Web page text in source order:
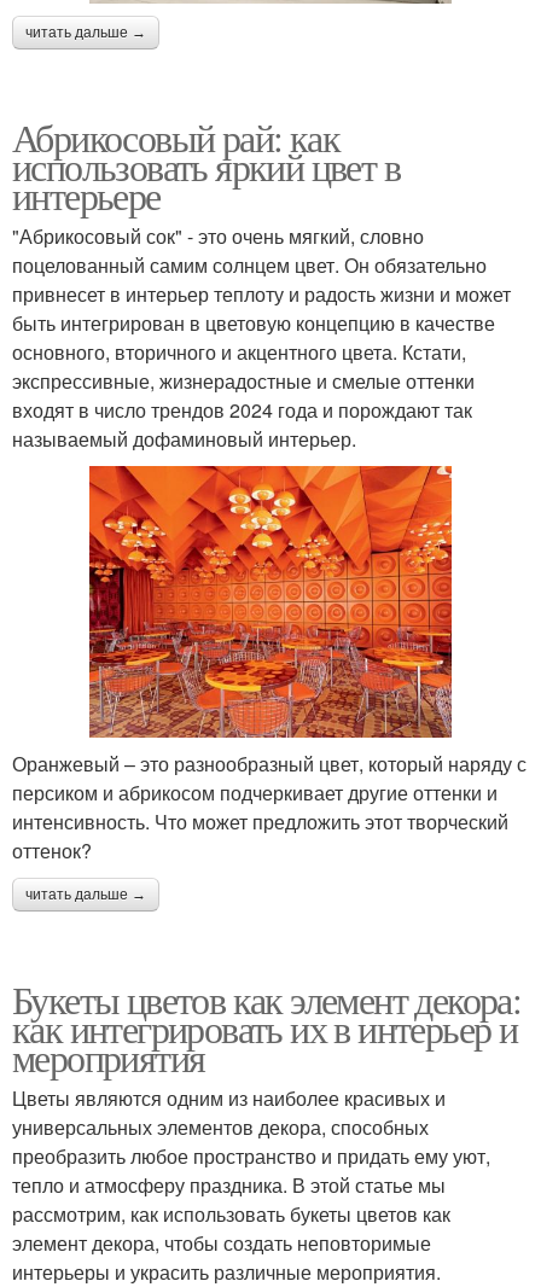
читать дальше →
Абрикосовый рай: как
использовать яркий цвет в
интерьере
"Абрикосовый сок" - это очень мягкий, словно
поцелованный самим солнцем цвет. Он обязательно
привнесет в интерьер теплоту и радость жизни и может
быть интегрирован в цветовую концепцию в качестве
основного, вторичного и акцентного цвета. Кстати,
экспрессивные, жизнерадостные и смелые оттенки
входят в число трендов 2024 года и порождают так
называемый дофаминовый интерьер.
Оранжевый – это разнообразный цвет, который наряду с
персиком и абрикосом подчеркивает другие оттенки и
интенсивность. Что может предложить этот творческий
оттенок?
читать дальше →
Букеты цветов как элемент декора:
как интегрировать их в интерьер и
мероприятия
Цветы являются одним из наиболее красивых и
универсальных элементов декора, способных
преобразить любое пространство и придать ему уют,
тепло и атмосферу праздника. В этой статье мы
рассмотрим, как использовать букеты цветов как
элемент декора, чтобы создать неповторимые
интерьеры и украсить различные мероприятия.